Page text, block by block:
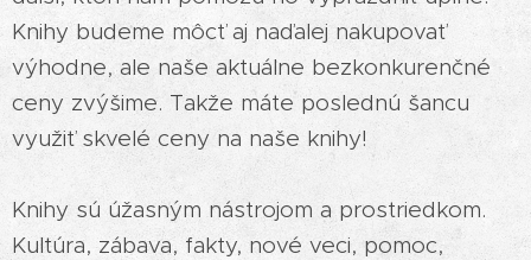
Knihy budeme môcť aj naďalej nakupovať
výhodne, ale naše aktuálne bezkonkurenčné
ceny zvýšime. Takže máte poslednú šancu
využiť skvelé ceny na naše knihy!
Knihy sú úžasným nástrojom a prostriedkom.
Kultúra, zábava, fakty, nové veci, pomoc,